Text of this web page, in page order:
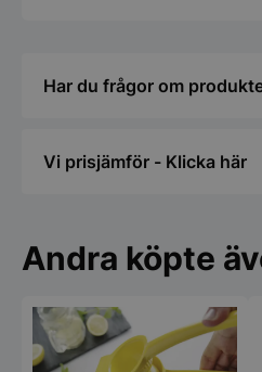
Har du frågor om
Vi prisjämför - Klicka här
Andra köpte